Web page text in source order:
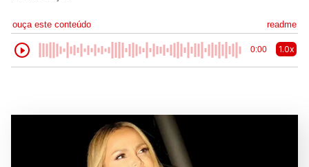
ouça este conteúdo readme
0:00 1.0x